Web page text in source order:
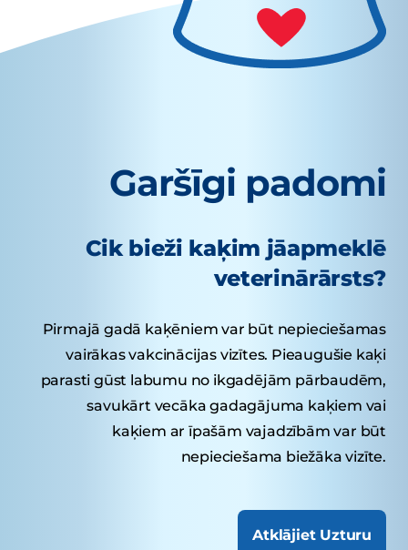
Garšīgi padomi
Cik bieži kaķim jāapmeklē
veterinārārsts?
Pirmajā gadā kaķēniem var būt nepieciešamas
vairākas vakcinācijas vizītes. Pieaugušie kaķi
parasti gūst labumu no ikgadējām pārbaudēm,
savukārt vecāka gadagājuma kaķiem vai
kaķiem ar īpašām vajadzībām var būt
nepieciešama biežāka vizīte.
Atklājiet Uzturu